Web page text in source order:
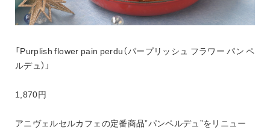
「Purplish flower pain perdu（パープリッシュ フラワー パン ペ
ルデュ）」
1,870円
アニヴェルセルカフェの定番商品”パンペルデュ”をリニュー